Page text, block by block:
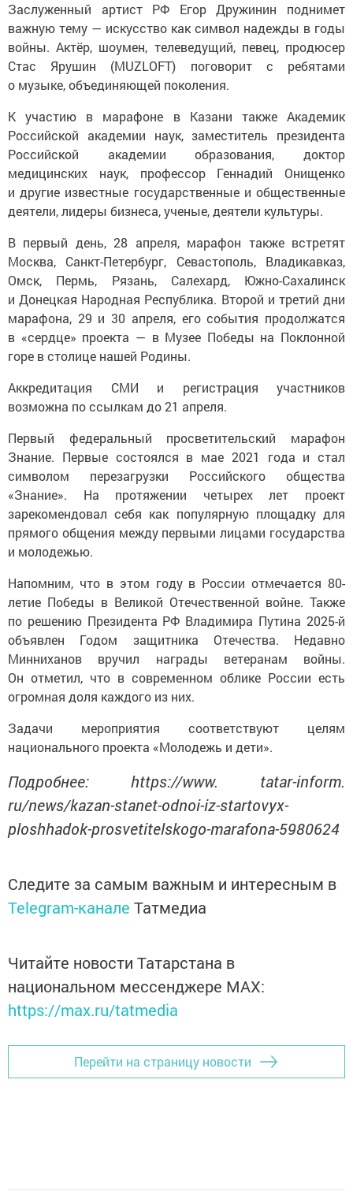
Заслуженный артист РФ Егор Дружинин поднимет
важную тему — искусство как символ надежды в годы
войны. Актёр, шоумен, телеведущий, певец, продюсер
Стас Ярушин (MUZLOFT) поговорит с ребятами
о музыке, объединяющей поколения.
К участию в марафоне в Казани также Академик
Российской академии наук, заместитель президента
Российской академии образования, доктор
медицинских наук, профессор Геннадий Онищенко
и другие известные государственные и общественные
деятели, лидеры бизнеса, ученые, деятели культуры.
В первый день, 28 апреля, марафон также встретят
Москва, Санкт-Петербург, Севастополь, Владикавказ,
Омск, Пермь, Рязань, Салехард, Южно-Сахалинск
и Донецкая Народная Республика. Второй и третий дни
марафона, 29 и 30 апреля, его события продолжатся
в «сердце» проекта — в Музее Победы на Поклонной
горе в столице нашей Родины.
Аккредитация СМИ и регистрация участников
возможна по ссылкам до 21 апреля.
Первый федеральный просветительский марафон
Знание. Первые состоялся в мае 2021 года и стал
символом перезагрузки Российского общества
«Знание». На протяжении четырех лет проект
зарекомендовал себя как популярную площадку для
прямого общения между первыми лицами государства
и молодежью.
Напомним, что в этом году в России отмечается 80-
летие Победы в Великой Отечественной войне. Также
по решению Президента РФ Владимира Путина 2025-й
объявлен Годом защитника Отечества. Недавно
Минниханов вручил награды ветеранам войны.
Он отметил, что в современном облике России есть
огромная доля каждого из них.
Задачи мероприятия соответствуют целям
национального проекта «Молодежь и дети».
Подробнее: https://www. tatar-inform.
ru/news/kazan-stanet-odnoi-iz-startovyx-
ploshhadok-prosvetitelskogo-marafona-5980624
Следите за самым важным и интересным в
Telegram-канале Татмедиа
Читайте новости Татарстана в
национальном мессенджере MАХ:
https://max.ru/tatmedia
Перейти на страницу новости